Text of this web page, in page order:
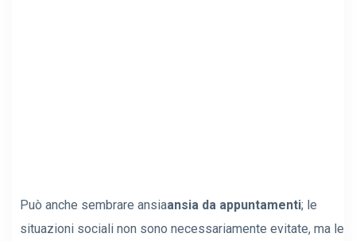
Può anche sembrare ansiaansia da appuntamenti; le
situazioni sociali non sono necessariamente evitate, ma le